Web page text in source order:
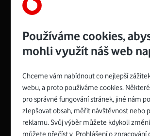
Zyxel VMG8623-T50B:
Rozměry modemu jsou 16 x 22 x 7,5 cm
a nabízí 4 gigabitové LAN porty a
Spojte se s
Používáme cookies,
mohli využít náš web
Chceme vám nabídnout co nejlepší
webu, a proto používáme cookies.
pro správné fungování stránek, jiné nám
zlepšovat obsah, měřit návštěvnost nebo
reklamu. Svůj výběr můžete kdykoli
můžete přečíst v Prohlášení o zpracování